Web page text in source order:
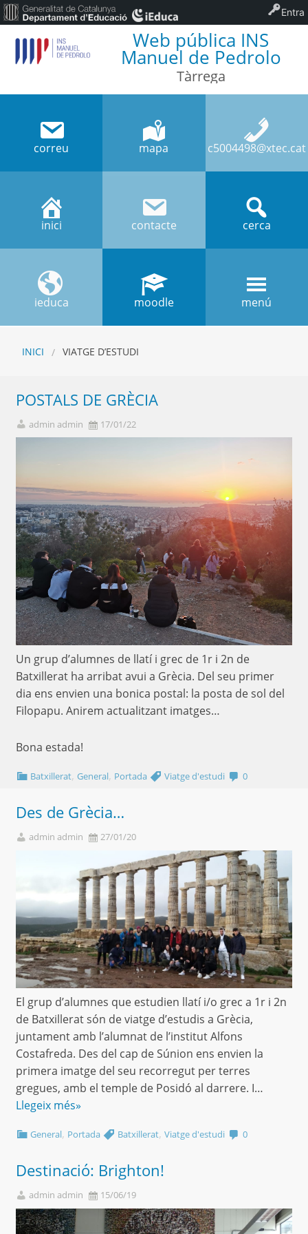
Web pública INS
Manuel de Pedrolo
Tàrrega
correu mapa c5004498@xtec.cat
inici contacte cerca
ieduca moodle menú
INICI VIATGE D’ESTUDI
POSTALS DE GRÈCIA
admin admin 17/01/22
Un grup d’alumnes de llatí i grec de 1r i 2n de
Batxillerat ha arribat avui a Grècia. Del seu primer
dia ens envien una bonica postal: la posta de sol del
Filopapu. Anirem actualitzant imatges…
Bona estada!
Batxillerat,General, Portada Viatge d'estudi 0
Des de Grècia…
admin admin 27/01/20
El grup d’alumnes que estudien llatí i/o grec a 1r i 2n
de Batxillerat són de viatge d’estudis a Grècia,
juntament amb l’alumnat de l’institut Alfons
Costafreda. Des del cap de Súnion ens envien la
primera imatge del seu recorregut per terres
gregues, amb el temple de Posidó al darrere. I…
Llegeix més»
General, Portada Batxillerat,Viatge d'estudi 0
Destinació: Brighton!
admin admin 15/06/19
Entra